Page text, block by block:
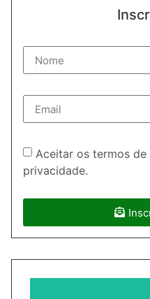
Aceitar os termos
privacidade.